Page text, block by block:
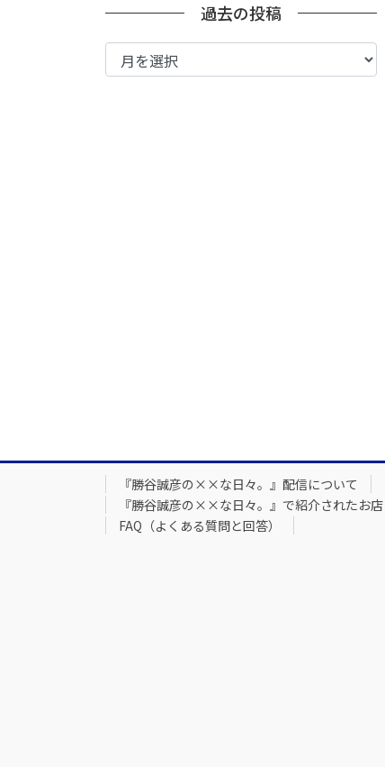
過去の投稿
過
去
『勝谷誠彦の××な日々。』配信について
『勝谷誠彦の××な日々。』で紹介されたお店
FAQ（よくある質問と回答）